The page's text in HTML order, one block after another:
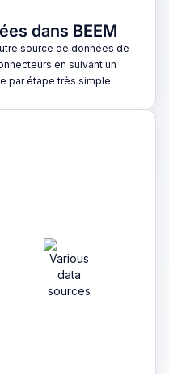
dans BEEM
source de données de
en suivant un
par étape très simple.